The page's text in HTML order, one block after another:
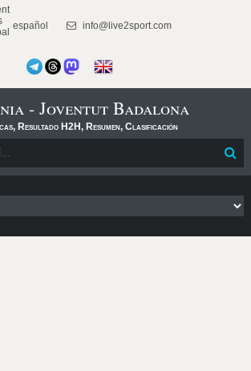
español info@live2sport.com
- Joventut Badalona
Resultado H2H, Resumen, Clasificación